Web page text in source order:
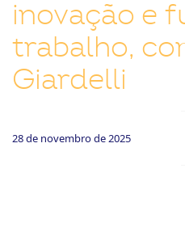
inovação e
trabalho,
Giardelli
28 de novembro de 2025